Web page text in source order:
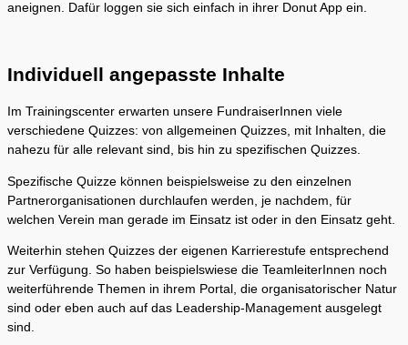
aneignen. Dafür loggen sie sich einfach in ihrer Donut App ein.
Individuell angepasste Inhalte
Im Trainingscenter erwarten unsere FundraiserInnen viele
verschiedene Quizzes: von allgemeinen Quizzes, mit Inhalten, die
nahezu für alle relevant sind, bis hin zu spezifischen Quizzes.
Spezifische Quizze können beispielsweise zu den einzelnen
Partnerorganisationen durchlaufen werden, je nachdem, für
welchen Verein man gerade im Einsatz ist oder in den Einsatz geht.
Weiterhin stehen Quizzes der eigenen Karrierestufe entsprechend
zur Verfügung. So haben beispielswiese die TeamleiterInnen noch
weiterführende Themen in ihrem Portal, die organisatorischer Natur
sind oder eben auch auf das Leadership-Management ausgelegt
sind.